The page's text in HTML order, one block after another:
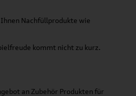
Nachfüllprodukte wie
kommt nicht zu kurz.
an Zubehör Produkten für